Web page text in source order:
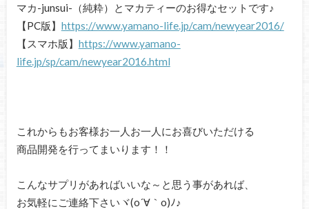
マカ-junsui-（純粋）とマカティーのお得なセットです♪
【PC版】 https://www.yamano-life.jp/cam/newyear2016/
【スマホ版】 https://www.yamano-
life.jp/sp/cam/newyear2016.html
これからもお客様お一人お一人にお喜びいただける
商品開発を行ってまいります！！
こんなサプリがあればいいな～と思う事があれば、
お気軽にご連絡下さいヾ(o´∀｀o)ﾉ♪